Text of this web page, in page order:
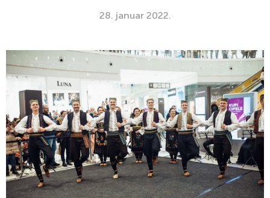
28. januar 2022.